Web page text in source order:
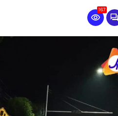
167